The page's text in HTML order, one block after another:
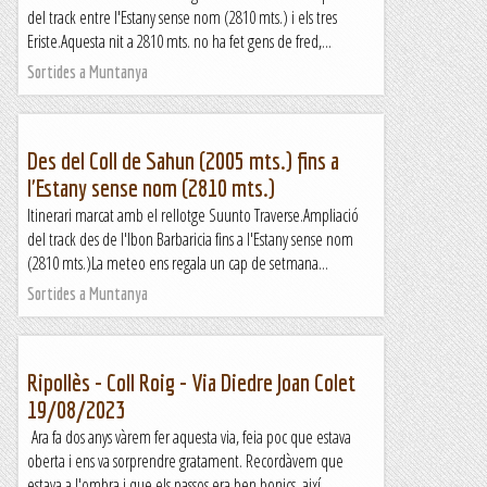
del track entre l'Estany sense nom (2810 mts.) i els tres
Eriste.Aquesta nit a 2810 mts. no ha fet gens de fred,...
Sortides a Muntanya
Des del Coll de Sahun (2005 mts.) fins a
l'Estany sense nom (2810 mts.)
Itinerari marcat amb el rellotge Suunto Traverse.Ampliació
del track des de l'Ibon Barbaricia fins a l'Estany sense nom
(2810 mts.)La meteo ens regala un cap de setmana...
Sortides a Muntanya
Ripollès - Coll Roig - Via Diedre Joan Colet
19/08/2023
Ara fa dos anys vàrem fer aquesta via, feia poc que estava
oberta i ens va sorprendre gratament. Recordàvem que